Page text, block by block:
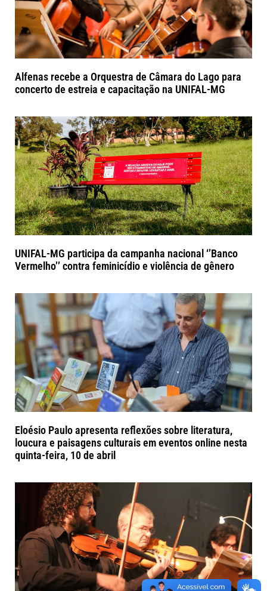
Alfenas recebe a Orquestra de Câmara do Lago para
concerto de estreia e capacitação na UNIFAL-MG
UNIFAL-MG participa da campanha nacional ‘’Banco
Vermelho’’ contra feminicídio e violência de gênero
Eloésio Paulo apresenta reflexões sobre literatura,
loucura e paisagens culturais em eventos online nesta
quinta-feira, 10 de abril